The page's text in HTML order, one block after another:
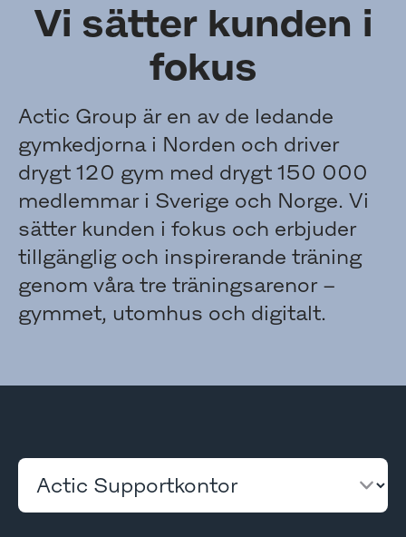
Vi sätter kunden i
fokus
Actic Group är en av de ledande
gymkedjorna i Norden och driver
drygt 120 gym med drygt 150 000
medlemmar i Sverige och Norge. Vi
sätter kunden i fokus och erbjuder
tillgänglig och inspirerande träning
genom våra tre träningsarenor –
gymmet, utomhus och digitalt.